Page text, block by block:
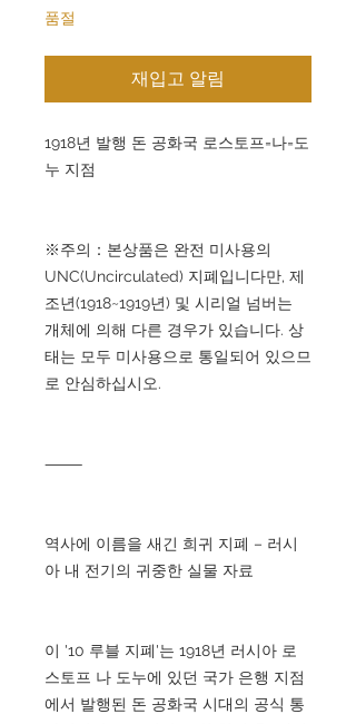
품절
재입고 알림
1918년 발행 돈 공화국 로스토프=나=도
누 지점
※주의：본상품은 완전 미사용의
UNC(Uncirculated) 지폐입니다만, 제
조년(1918~1919년) 및 시리얼 넘버는
개체에 의해 다른 경우가 있습니다. 상
태는 모두 미사용으로 통일되어 있으므
로 안심하십시오.
⸻
역사에 이름을 새긴 희귀 지폐 – 러시
아 내 전기의 귀중한 실물 자료
이 '10 루블 지폐'는 1918년 러시아 로
스토프 나 도누에 있던 국가 은행 지점
에서 발행된 돈 공화국 시대의 공식 통